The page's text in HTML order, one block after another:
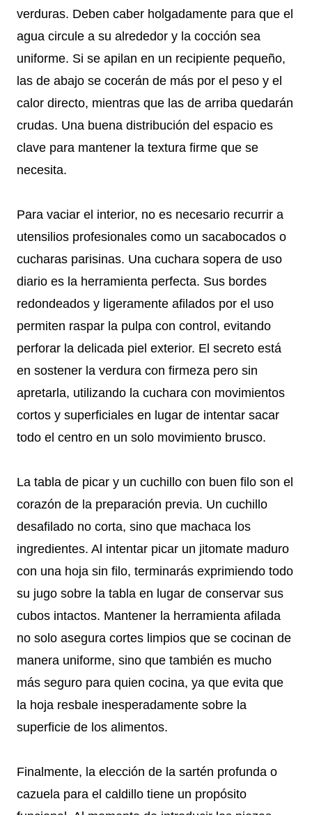
verduras. Deben caber holgadamente para que el
agua circule a su alrededor y la cocción sea
uniforme. Si se apilan en un recipiente pequeño,
las de abajo se cocerán de más por el peso y el
calor directo, mientras que las de arriba quedarán
crudas. Una buena distribución del espacio es
clave para mantener la textura firme que se
necesita.
Para vaciar el interior, no es necesario recurrir a
utensilios profesionales como un sacabocados o
cucharas parisinas. Una cuchara sopera de uso
diario es la herramienta perfecta. Sus bordes
redondeados y ligeramente afilados por el uso
permiten raspar la pulpa con control, evitando
perforar la delicada piel exterior. El secreto está
en sostener la verdura con firmeza pero sin
apretarla, utilizando la cuchara con movimientos
cortos y superficiales en lugar de intentar sacar
todo el centro en un solo movimiento brusco.
La tabla de picar y un cuchillo con buen filo son el
corazón de la preparación previa. Un cuchillo
desafilado no corta, sino que machaca los
ingredientes. Al intentar picar un jitomate maduro
con una hoja sin filo, terminarás exprimiendo todo
su jugo sobre la tabla en lugar de conservar sus
cubos intactos. Mantener la herramienta afilada
no solo asegura cortes limpios que se cocinan de
manera uniforme, sino que también es mucho
más seguro para quien cocina, ya que evita que
la hoja resbale inesperadamente sobre la
superficie de los alimentos.
Finalmente, la elección de la sartén profunda o
cazuela para el caldillo tiene un propósito